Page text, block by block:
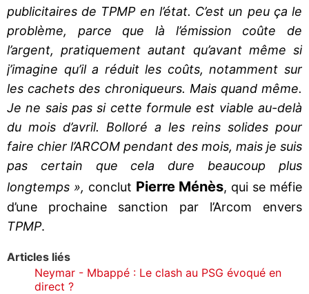
publicitaires de TPMP en l’état. C’est un peu ça le
problème, parce que là l’émission coûte de
l’argent, pratiquement autant qu’avant même si
j’imagine qu’il a réduit les coûts, notamment sur
les cachets des chroniqueurs. Mais quand même.
Je ne sais pas si cette formule est viable au-delà
du mois d’avril. Bolloré a les reins solides pour
faire chier l’ARCOM pendant des mois, mais je suis
pas certain que cela dure beaucoup plus
longtemps », conclut Pierre Ménès, qui se méfie
d’une prochaine sanction par l’Arcom envers
TPMP.
Articles liés
Neymar - Mbappé : Le clash au PSG évoqué en
direct ?